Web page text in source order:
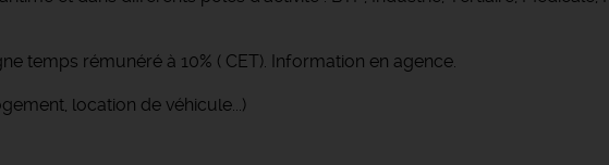
temps rémunéré à 10% ( CET). Information en agence.
location de véhicule...)